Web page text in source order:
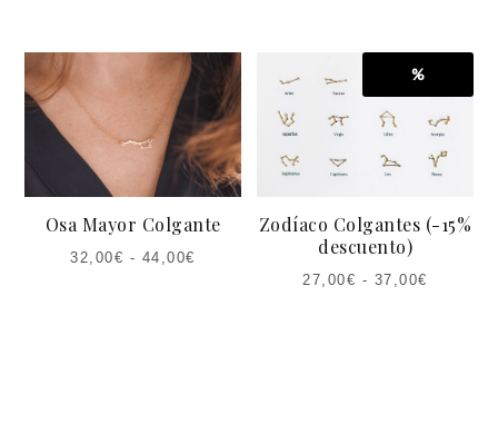
35,00€.
25,00€.
Osa Mayor Colgante
32,00€ - 44,00€
%
Zodíaco Colgantes (-15%
descuento)
27,00€ - 37,00€